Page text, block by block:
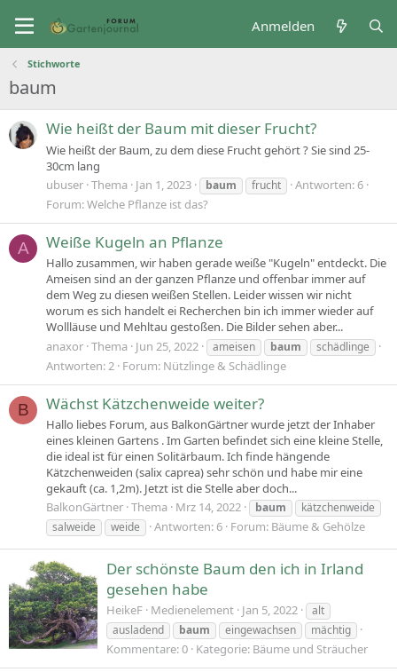
Anmelden
Stichworte
baum
Wie heißt der Baum mit dieser Frucht?
Wie heißt der Baum, zu dem diese Frucht gehört ? Sie sind 25-
30cm lang
ubuser Thema Jan 1, 2023 baum frucht
Antworten: 6
Forum:Welche Pflanze ist das?
A Weiße Kugeln an Pflanze
Hallo zusammen, wir haben gerade weiße "Kugeln" entdeckt. Die
Ameisen sind an der ganzen Pflanze und offenbar immer auf
dem Weg zu diesen weißen Stellen. Leider wissen wir nicht
worum es sich handelt ei Recherchen bin ich immer wieder auf
Wollläuse und Mehltau gestoßen. Die Bilder sehen aber...
anaxor Thema Jun 25, 2022 ameisen baum schädlinge
Antworten: 2 Forum: Nützlinge & Schädlinge
B Wächst Kätzchenweide weiter?
Hallo liebes Forum, aus BalkonGärtner wurde jetzt der Inhaber
eines kleinen Gartens . Im Garten befindet sich eine kleine Stelle,
die ideal ist für einen Solitärbaum. Ich finde hängende
Kätzchenweiden (salix caprea) sehr schön und habe mir eine
gekauft (ca. 1,2m). Jetzt ist die Stelle aber doch...
BalkonGärtner Thema Mrz 14, 2022 baum
kätzchenweide
salweide
weide Antworten: 6 Forum: Bäume & Gehölze
Der schönste Baum den ich in Irland
gesehen habe
HeikeF Medienelement Jan 5, 2022
alt
ausladend
baum eingewachsen mächtig
Kommentare: 0 Kategorie: Bäume und Sträucher